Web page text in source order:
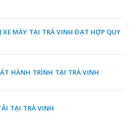
MÁY TẠI TRÀ VINH ĐẠT HỢP QUY
HÀNH TRÌNH TẠI TRÀ VINH
TẠI TRÀ VINH